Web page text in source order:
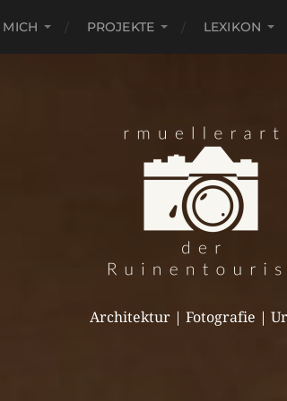
PROJEKTE LEXIKON
Architektur | Fotografie |